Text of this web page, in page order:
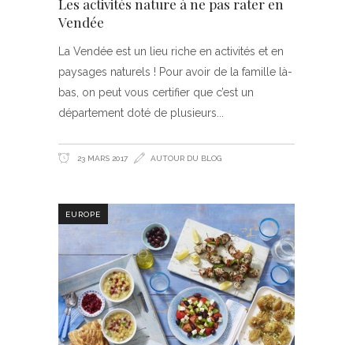
Les activités nature à ne pas rater en
Vendée
La Vendée est un lieu riche en activités et en
paysages naturels ! Pour avoir de la famille là-
bas, on peut vous certifier que c’est un
département doté de plusieurs
23 MARS 2017 AUTOUR DU BLOG
EUROPE